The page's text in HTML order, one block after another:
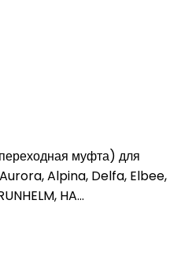
муфта) для
Aurora, Alpina, Delfa, Elbee,
HA...